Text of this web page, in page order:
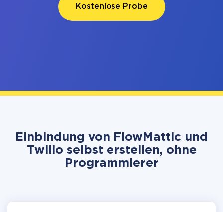
Kostenlose Probe
Einbindung von FlowMattic und
Twilio selbst erstellen, ohne
Programmierer